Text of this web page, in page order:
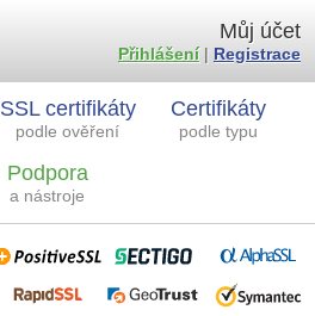
SSL certifikáty
podle ověření
Certifikáty
podle typu
Podpora
a nástroje
Můj účet
Přihlášení| Registrace